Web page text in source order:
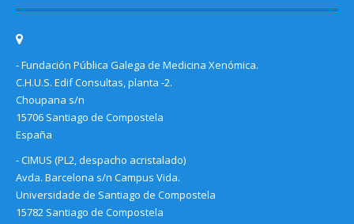
- Fundación Pública Galega de Medicina Xenómica.
C.H.U.S. Edif Consultas, planta -2.
Choupana s/n
15706 Santiago de Compostela
España
- CIMUS (PL2, despacho acristalado)
Avda. Barcelona s/n Campus Vida.
Universidade de Santiago de Compostela
15782 Santiago de Compostela